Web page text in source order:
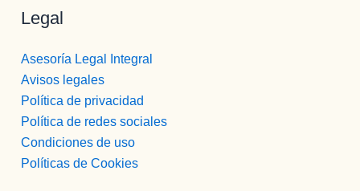
Legal
Asesoría Legal Integral
Avisos legales
Política de privacidad
Política de redes sociales
Condiciones de uso
Políticas de Cookies